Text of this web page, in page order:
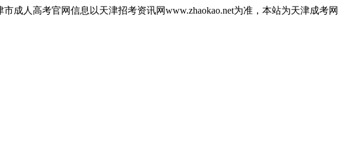
成人高考官网信息以天津招考资讯网www.zhaokao.net为准，本站为天津成考网